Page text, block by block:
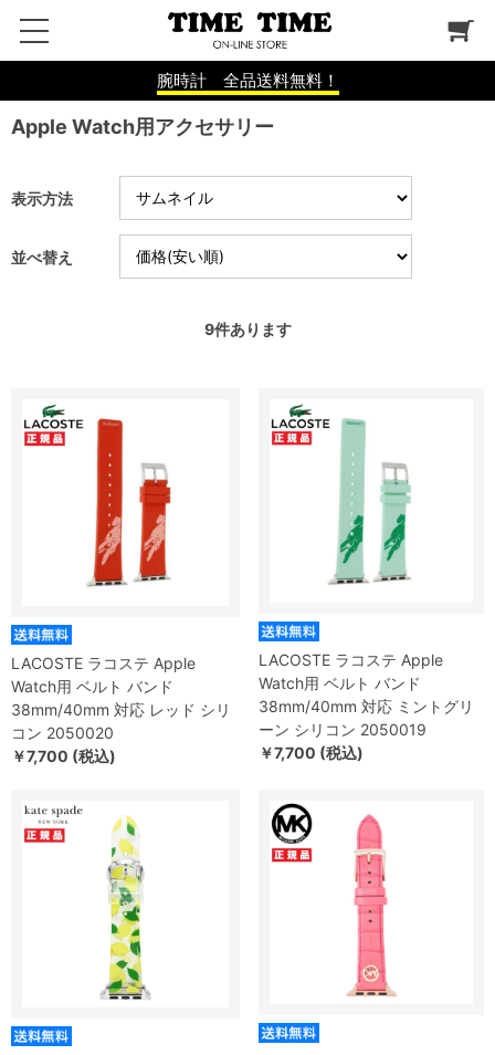
腕時計 全品送料無料！
Apple Watch用アクセサリー
表示方法
並べ替え
9件あります
LACOSTE ラコステ Apple
Watch用 ベルト バンド
38mm/40mm 対応 レッド シリ
コン 2050020
￥7,700 (税込)
LACOSTE ラコステ Apple
Watch用 ベルト バンド
38mm/40mm 対応 ミントグリ
ーン シリコン 2050019
￥7,700 (税込)